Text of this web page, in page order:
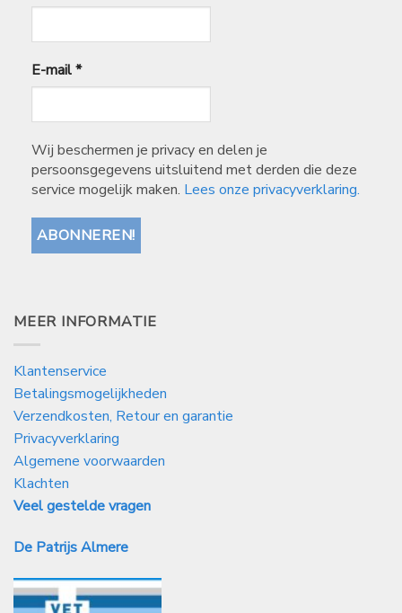
E-mail*
Wij beschermen je privacy en delen je
persoonsgegevens uitsluitend met derden die deze
service mogelijk maken. Lees onze privacyverklaring.
MEER INFORMATIE
Klantenservice
Betalingsmogelijkheden
Verzendkosten, Retour en garantie
Privacyverklaring
Algemene voorwaarden
Klachten
Veel gestelde vragen
De Patrijs Almere